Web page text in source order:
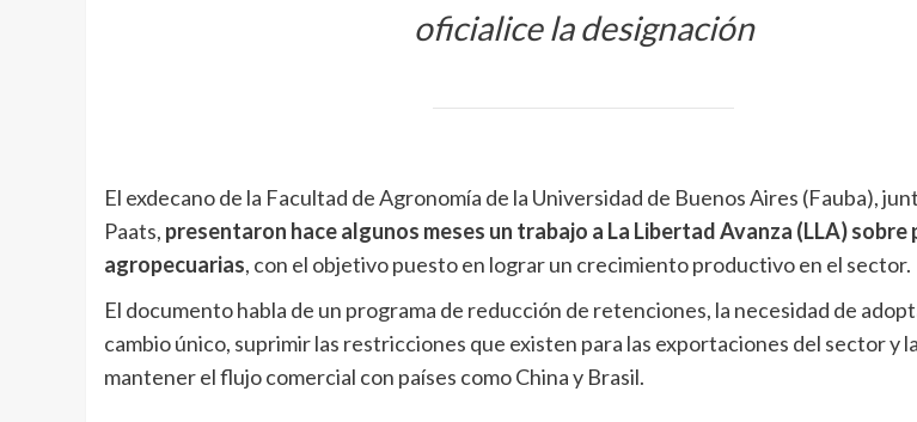
oficialice la designación
El exdecano de la Facultad de Agronomía de la Universidad de Buenos Aires (Fauba),
Paats, presentaron hace algunos meses un trabajo a La Libertad Avanza (LLA)
agropecuarias, con el objetivo puesto en lograr un crecimiento productivo en el sector.
El documento habla de un programa de reducción de retenciones, la necesidad de
cambio único, suprimir las restricciones que existen para las exportaciones del sector y
mantener el flujo comercial con países como China y Brasil.